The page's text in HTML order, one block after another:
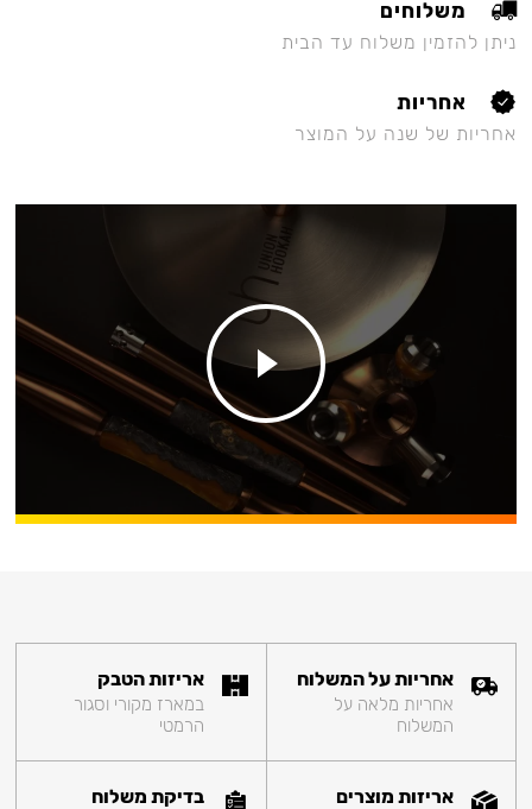
משלוחים
ניתן להזמין משלוח עד הבית
אחריות
אחריות של שנה על המוצר
אחריות על המשלוח
אחריות מלאה על
המשלוח
אריזות הטבק
במארז מקורי וסגור
הרמטי
אריזות מוצרים בדיקת משלוח